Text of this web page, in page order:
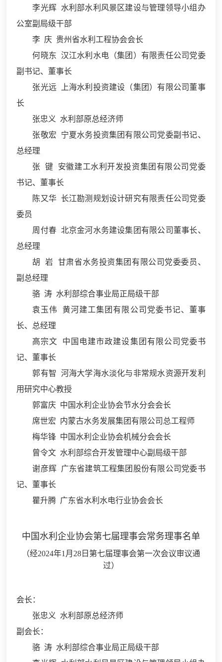
李光辉 水利部水利风景区建设与管理领导小组办
公室副局级干部
李 庆 贵州省水利工程协会会长
何晓东 汉江水利水电（集团）有限责任公司党委
副书记、董事长
张光远 上海水利投资建设（集团）有限公司董事
长
张忠义 水利部原总经济师
张敬宏 宁夏水务投资集团有限公司党委副书记、
总经理
张 键 安徽建工水利开发投资集团有限公司党委
书记、董事长
陈又华 长江勘测规划设计研究有限责任公司党委
委员
周付春 北京金河水务建设集团有限公司董事长、
总经理
胡 岩 甘肃省水务投资集团有限公司党委委员、
副总经理
骆 涛 水利部综合事业局正局级干部
袁玉伟 黄河建工集团有限公司党委书记、董事
长、总经理
高宗文 中国电建市政建设集团有限公司党委书
记、董事长
郭有智 河海大学海水淡化与非常规水资源开发利
用研究中心教授
郭富庆 中国水利企业协会节水分会会长
席世宏 内蒙古水务发展集团有限公司总工程师
梅华锋 中国水利企业协会机械分会会长
曾令文 水利部综合开发管理中心副局级干部
谢彦辉 广东省建筑工程集团股份有限公司党委书
记、董事长
瞿升腾 广东省水利水电行业协会会长
中国水利企业协会第七届理事会常务理事名单
（经2024年1月28日第七届理事会第一次会议审议通
过）
会长：
张忠义 水利部原总经济师
副会长：
骆 涛 水利部综合事业局正局级干部